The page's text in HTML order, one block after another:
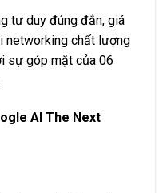
tư duy đúng đắn, giá
networking chất lượng
sự góp mặt của 06
AI The Next